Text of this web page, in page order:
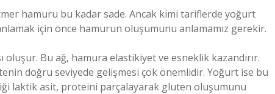
hamuru bu kadar sade. Ancak kimi tariflerde yoğurt
için önce hamurun oluşumunu anlamamız gerekir.
Bu ağ, hamura elastikiyet ve esneklik kazandırır.
doğru seviyede gelişmesi çok önemlidir. Yoğurt ise bu
laktik asit, proteini parçalayarak gluten oluşumunu